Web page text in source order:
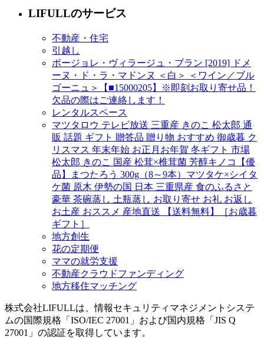
LIFULLのサービス
不動産・住宅
引越し
ボージョレ・ヴィラージュ・ブラン [2019] ドメ
ーヌ・ド・ラ・マドンヌ ＜白＞ ＜ワイン／ブル
ゴーニュ＞【■15000205】※即刻お取り寄せ品！
欠品の際はご連絡します！
レンタルスペース
マツタロウ テレビ放送 三重産 きのこ 松太郎 通
販 話題 ギフト 贈答品 贈り物 おすすめ 御歳暮 ク
リスマス 年末年始 お正月お年賀 冬ギフト 市場
松太郎 きのこ 国産 松茸×椎茸菌 芳醇キノコ【優
品】まつたろう 300g（8～9本）マツタケ×シイタ
ケ菌 原木 伊勢の国 日本 三重県産 食のふるさと
豪華 茶碗蒸し 土瓶蒸し お取り寄せ お礼 お返し
お土産 おススメ 産地直送 【送料無料】［お歳暮
ギフト］
地方創生
花の定期便
ママの就労支援
不動産クラウドファンディング
地方移住マッチング
株式会社LIFULLは、情報セキュリティマネジメントシステ
ムの国際規格「ISO/IEC 27001」および国内規格「JIS Q
27001」の認証を取得しています。